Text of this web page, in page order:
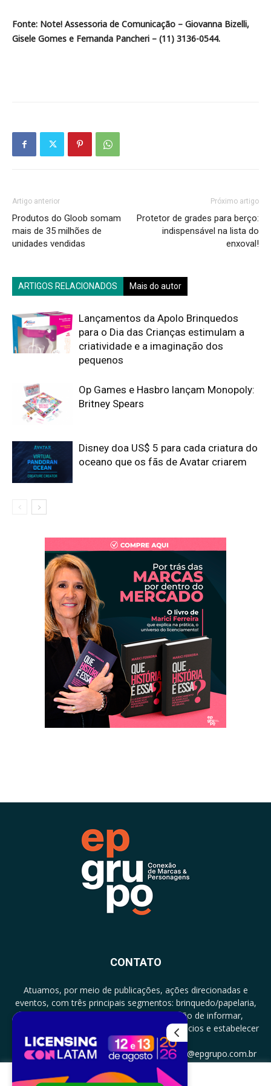
Fonte: Note! Assessoria de Comunicação – Giovanna Bizelli,
Gisele Gomes e Fernanda Pancheri – (11) 3136-0544.
Artigo anterior
Produtos do Gloob somam
mais de 35 milhões de
unidades vendidas
Próximo artigo
Protetor de grades para berço:
indispensável na lista do
enxoval!
ARTIGOS RELACIONADOS Mais do autor
Lançamentos da Apolo Brinquedos
para o Dia das Crianças estimulam a
criatividade e a imaginação dos
pequenos
Op Games e Hasbro lançam Monopoly:
Britney Spears
Disney doa US$ 5 para cada criatura do
oceano que os fãs de Avatar criarem
CONTATO
Atuamos, por meio de publicações, ações direcionadas e
eventos, com três principais segmentos: brinquedo/papelaria,
licenciamento e zero a três com a missão de informar,
documentar, proporcionar encontro de negócios e estabelecer
parcerias.
CONTATO: +5511994513097 - atendimento@epgrupo.com.br